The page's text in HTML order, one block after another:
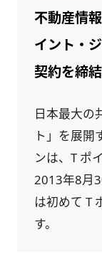
不動産情
イント・
契約を締結
日本最大の
ト」を展開
ンは、T ポ
2013年8月
は初めて T
す。